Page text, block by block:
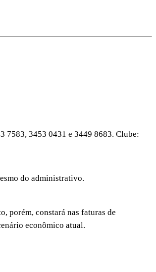
7583, 3453 0431 e 3449 8683. Clube:
do administrativo.
porém, constará nas faturas de
econômico atual.